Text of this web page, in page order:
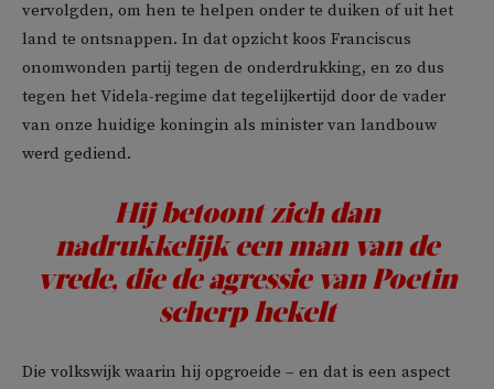
vervolgden, om hen te helpen onder te duiken of uit het
land te ontsnappen. In dat opzicht koos Franciscus
onomwonden partij tegen de onderdrukking, en zo dus
tegen het Videla-regime dat tegelijkertijd door de vader
van onze huidige koningin als minister van landbouw
werd gediend.
Hij betoont zich dan
nadrukkelijk een man van de
vrede, die de agressie van Poetin
scherp hekelt
Die volkswijk waarin hij opgroeide – en dat is een aspect